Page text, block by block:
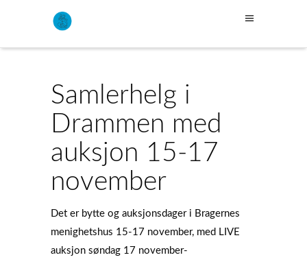
Samlerhelg i
Drammen med
auksjon 15-17
november
Det er bytte og auksjonsdager i Bragernes
menighetshus 15-17 november, med LIVE
auksjon søndag 17 november-